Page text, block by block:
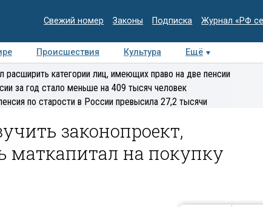
Свежий номер Законы Подписка Журнал «РФ
Происшествия Культура
Ещё
Медиацентр Интервью Колумнисты
категории лиц, имеющих право на две пенсии
за год стало меньше на 409 тысяч человек
по старости в России превысила 27,2 тысячи
законопроект,
маткапитал на покупку